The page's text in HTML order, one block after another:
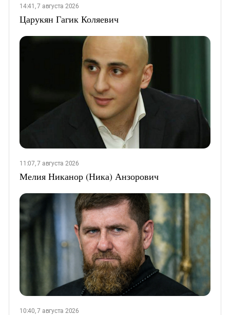
14:41, 7 августа 2026
Царукян Гагик Коляевич
11:07, 7 августа 2026
Мелия Никанор (Ника) Анзорович
10:40, 7 августа 2026